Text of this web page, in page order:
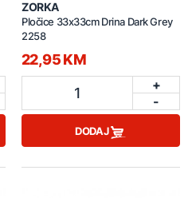
ZORKA
Pločice 33x33cm Drina Dark Grey
2258
22,95 KM
1
+
-
DODAJ